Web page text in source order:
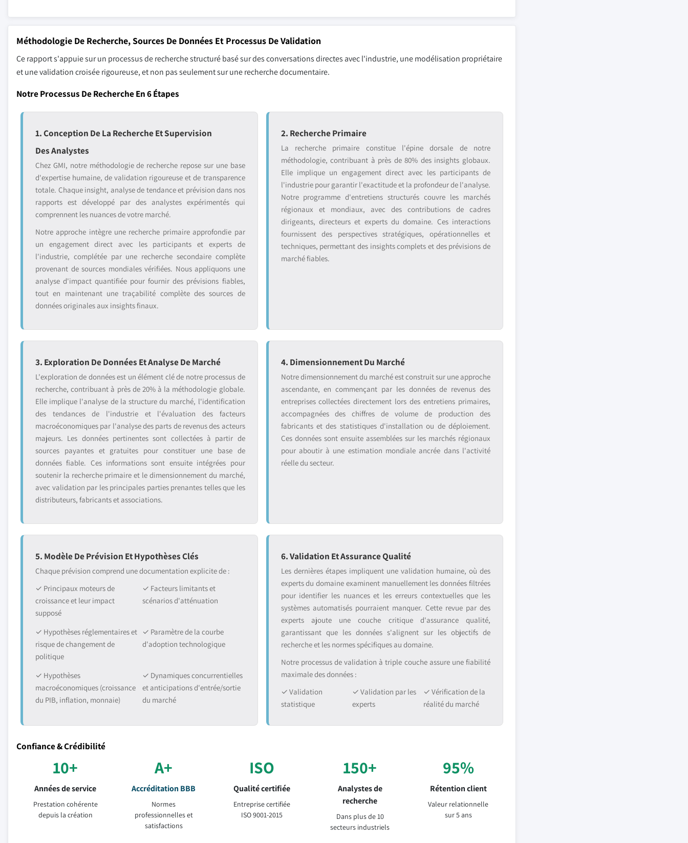
Méthodologie De Recherche, Sources De Données Et Processus De Validation
Ce rapport s'appuie sur un processus de recherche structuré basé sur des conversations directes avec l'industrie, une modélisation propriétaire
et une validation croisée rigoureuse, et non pas seulement sur une recherche documentaire.
Notre Processus De Recherche En 6 Étapes
1. Conception De La Recherche Et Supervision
Des Analystes
Chez GMI, notre méthodologie de recherche repose sur une base
d'expertise humaine, de validation rigoureuse et de transparence
totale. Chaque insight, analyse de tendance et prévision dans nos
rapports est développé par des analystes expérimentés qui
comprennent les nuances de votre marché.
Notre approche intègre une recherche primaire approfondie par
un engagement direct avec les participants et experts de
l'industrie, complétée par une recherche secondaire complète
provenant de sources mondiales vérifiées. Nous appliquons une
analyse d'impact quantifiée pour fournir des prévisions fiables,
tout en maintenant une traçabilité complète des sources de
données originales aux insights finaux.
2. Recherche Primaire
La recherche primaire constitue l'épine dorsale de notre
méthodologie, contribuant à près de 80% des insights globaux.
Elle implique un engagement direct avec les participants de
l'industrie pour garantir l'exactitude et la profondeur de l'analyse.
Notre programme d'entretiens structurés couvre les marchés
régionaux et mondiaux, avec des contributions de cadres
dirigeants, directeurs et experts du domaine. Ces interactions
fournissent des perspectives stratégiques, opérationnelles et
techniques, permettant des insights complets et des prévisions de
marché fiables.
3. Exploration De Données Et Analyse De Marché
L'exploration de données est un élément clé de notre processus de
recherche, contribuant à près de 20% à la méthodologie globale.
Elle implique l'analyse de la structure du marché, l'identification
des tendances de l'industrie et l'évaluation des facteurs
macroéconomiques par l'analyse des parts de revenus des acteurs
majeurs. Les données pertinentes sont collectées à partir de
sources payantes et gratuites pour constituer une base de
données fiable. Ces informations sont ensuite intégrées pour
soutenir la recherche primaire et le dimensionnement du marché,
avec validation par les principales parties prenantes telles que les
distributeurs, fabricants et associations.
4. Dimensionnement Du Marché
Notre dimensionnement du marché est construit sur une approche
ascendante, en commençant par les données de revenus des
entreprises collectées directement lors des entretiens primaires,
accompagnées des chiffres de volume de production des
fabricants et des statistiques d'installation ou de déploiement.
Ces données sont ensuite assemblées sur les marchés régionaux
pour aboutir à une estimation mondiale ancrée dans l'activité
réelle du secteur.
5. Modèle De Prévision Et Hypothèses Clés
Chaque prévision comprend une documentation explicite de :
✓ Principaux moteurs de
croissance et leur impact
supposé
✓ Facteurs limitants et
scénarios d'atténuation
✓ Hypothèses réglementaires et
risque de changement de
politique
✓ Paramètre de la courbe
d'adoption technologique
✓ Hypothèses
macroéconomiques (croissance
du PIB, inflation, monnaie)
✓ Dynamiques concurrentielles
et anticipations d'entrée/sortie
du marché
6. Validation Et Assurance Qualité
Les dernières étapes impliquent une validation humaine, où des
experts du domaine examinent manuellement les données filtrées
pour identifier les nuances et les erreurs contextuelles que les
systèmes automatisés pourraient manquer. Cette revue par des
experts ajoute une couche critique d'assurance qualité,
garantissant que les données s'alignent sur les objectifs de
recherche et les normes spécifiques au domaine.
Notre processus de validation à triple couche assure une fiabilité
maximale des données :
✓ Validation
statistique
✓ Validation par les
experts
✓ Vérification de la
réalité du marché
Confiance & Crédibilité
10+
Années de service
Prestation cohérente
depuis la création
A+
Accréditation BBB
Normes
professionnelles et
satisfactions
ISO
Qualité certifiée
Entreprise certifiée
ISO 9001-2015
150+
Analystes de
recherche
Dans plus de 10
secteurs industriels
95%
Rétention client
Valeur relationnelle
sur 5 ans